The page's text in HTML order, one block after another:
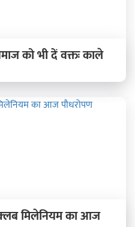
को भी दें वक्तः काले
मिलेनियम का आज